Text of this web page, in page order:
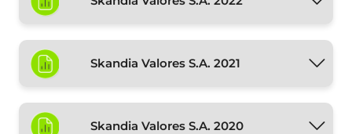
Skandia Valores S.A. 2021
Skandia Valores S.A. 2020